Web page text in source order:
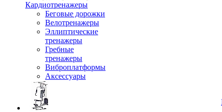
Кардиотренажеры
Беговые дорожки
Велотренажеры
Эллиптические
тренажеры
Гребные
тренажеры
Виброплатформы
Аксессуары